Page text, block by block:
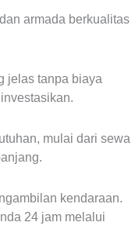
armada berkualitas
jelas tanpa biaya
mulai dari sewa
kendaraan.
24 jam melalui